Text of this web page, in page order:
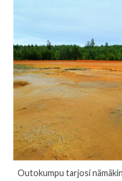
Outokumpu tarjosi